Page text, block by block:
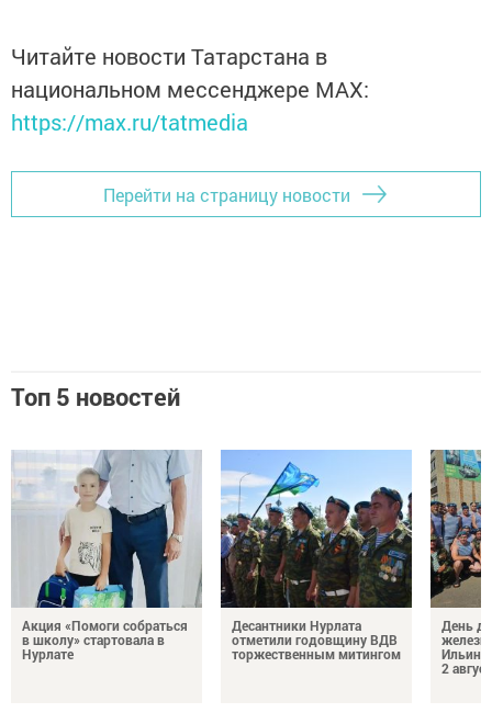
Читайте новости Татарстана в
национальном мессенджере MАХ:
https://max.ru/tatmedia
Перейти на страницу новости
Топ 5 новостей
Акция «Помоги собраться
в школу» стартовала в
Нурлате
Десантники Нурлата
отметили годовщину ВДВ
торжественным митингом
День
Ильин
2